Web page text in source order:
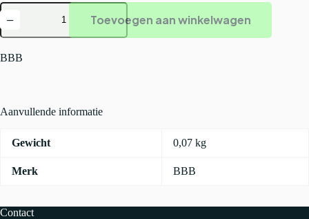
BBB
BLS-
137
Mini
Toevoegen aan winkelwagen
BBB
Aanvullende informatie
Gewicht 0,07 kg
Merk BBB
Contact